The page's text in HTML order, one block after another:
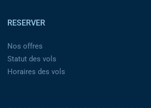
RESERVER
Nos offres
Statut des vols
Horaires des vols